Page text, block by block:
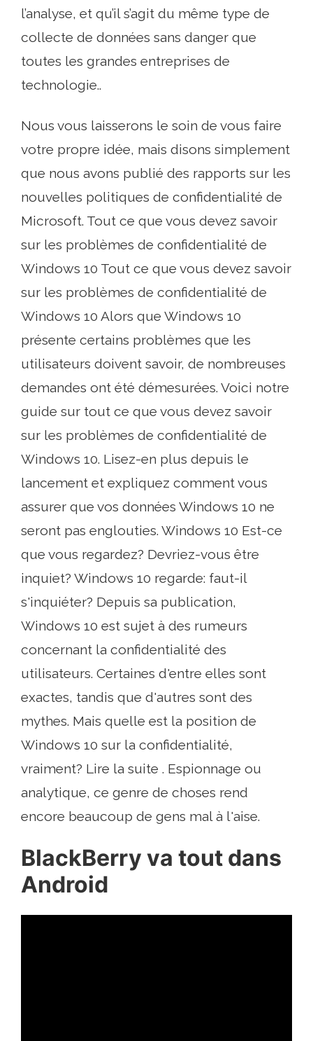
l’analyse, et qu’il s’agit du même type de
collecte de données sans danger que
toutes les grandes entreprises de
technologie..
Nous vous laisserons le soin de vous faire
votre propre idée, mais disons simplement
que nous avons publié des rapports sur les
nouvelles politiques de confidentialité de
Microsoft. Tout ce que vous devez savoir
sur les problèmes de confidentialité de
Windows 10 Tout ce que vous devez savoir
sur les problèmes de confidentialité de
Windows 10 Alors que Windows 10
présente certains problèmes que les
utilisateurs doivent savoir, de nombreuses
demandes ont été démesurées. Voici notre
guide sur tout ce que vous devez savoir
sur les problèmes de confidentialité de
Windows 10. Lisez-en plus depuis le
lancement et expliquez comment vous
assurer que vos données Windows 10 ne
seront pas englouties. Windows 10 Est-ce
que vous regardez? Devriez-vous être
inquiet? Windows 10 regarde: faut-il
s'inquiéter? Depuis sa publication,
Windows 10 est sujet à des rumeurs
concernant la confidentialité des
utilisateurs. Certaines d'entre elles sont
exactes, tandis que d'autres sont des
mythes. Mais quelle est la position de
Windows 10 sur la confidentialité,
vraiment? Lire la suite . Espionnage ou
analytique, ce genre de choses rend
encore beaucoup de gens mal à l'aise.
BlackBerry va tout dans
Android